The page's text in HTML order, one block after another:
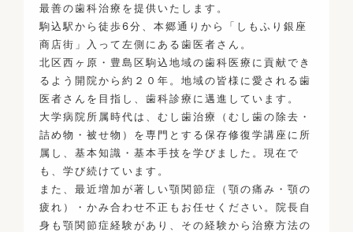
最善の歯科治療を提供いたします。
駒込駅から徒歩6分、本郷通りから「しもふり銀座
商店街」入って左側にある歯医者さん。
北区西ヶ原・豊島区駒込地域の歯科医療に貢献でき
るよう開院から約２０年。地域の皆様に愛される歯
医者さんを目指し、歯科診療に邁進しています。
大学病院所属時代は、むし歯治療（むし歯の除去・
詰め物・被せ物）を専門とする保存修復学講座に所
属し、基本知識・基本手技を学びました。現在で
も、学び続けています。
また、最近増加が著しい顎関節症（顎の痛み・顎の
疲れ）・かみ合わせ不正もお任せください。院長自
身も顎関節症経験があり、その経験から治療方法の